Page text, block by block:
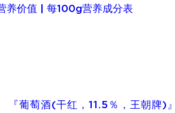
『葡萄酒(干红，11.5％，王朝牌)』